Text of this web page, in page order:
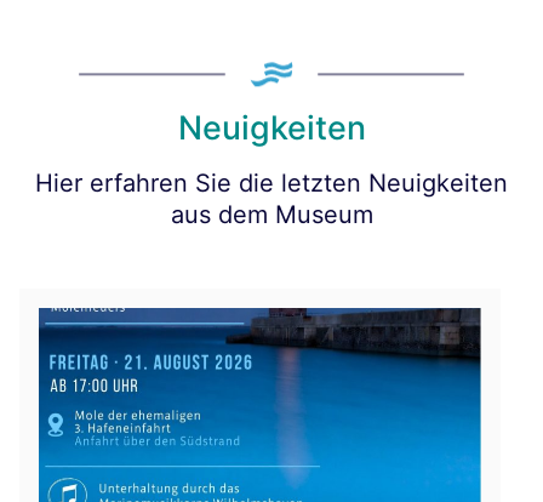
Neuigkeiten
Hier erfahren Sie die letzten Neuigkeiten
aus dem Museum